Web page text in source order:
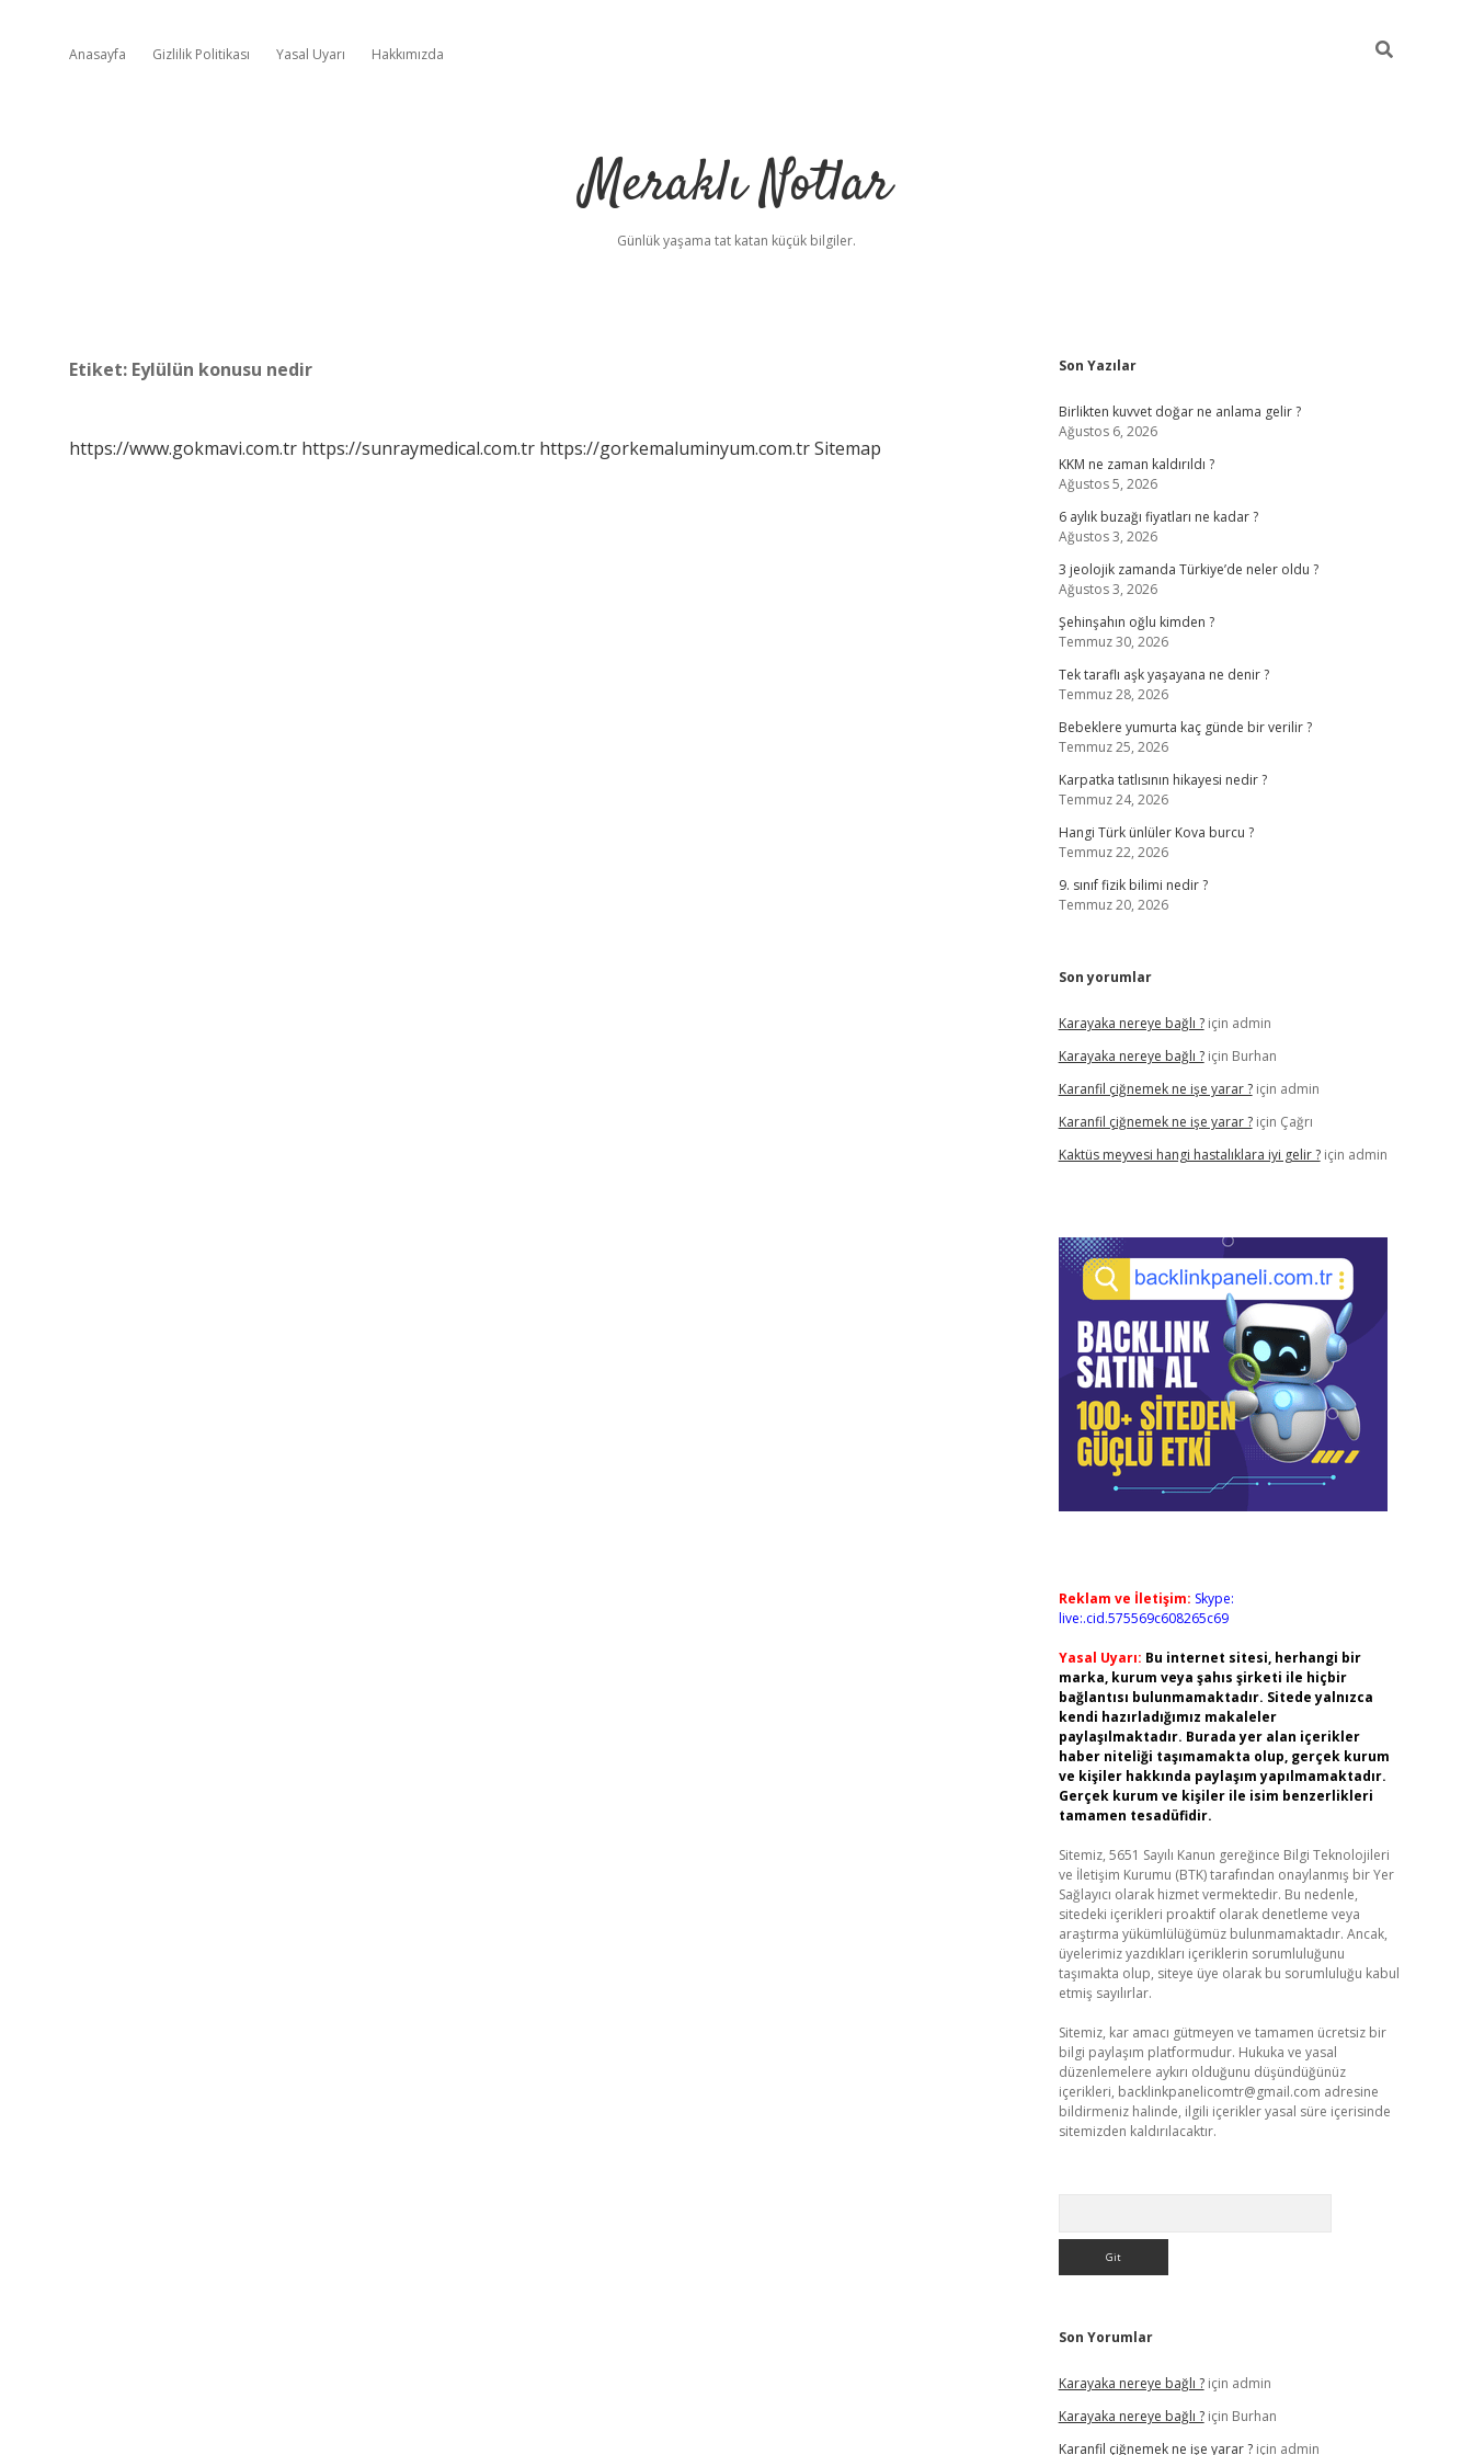
Anasayfa Gizlilik Politikası Yasal Uyarı Hakkımızda
Meraklı Notlar
Günlük yaşama tat katan küçük bilgiler.
Etiket: Eylülün konusu nedir
https://www.gokmavi.com.tr https://sunraymedical.com.tr https://gorkemaluminyum.com.trSitemap
Sidebar
Son Yazılar
Birlikten kuvvet doğar ne anlama gelir ?
Ağustos 6, 2026
KKM ne zaman kaldırıldı ?
Ağustos 5, 2026
6 aylık buzağı fiyatları ne kadar ?
Ağustos 3, 2026
3 jeolojik zamanda Türkiye’de neler oldu ?
Ağustos 3, 2026
Şehinşahın oğlu kimden ?
Temmuz 30, 2026
Tek taraflı aşk yaşayana ne denir ?
Temmuz 28, 2026
Bebeklere yumurta kaç günde bir verilir ?
Temmuz 25, 2026
Karpatka tatlısının hikayesi nedir ?
Temmuz 24, 2026
Hangi Türk ünlüler Kova burcu ?
Temmuz 22, 2026
9. sınıf fizik bilimi nedir ?
Temmuz 20, 2026
Son yorumlar
Karayaka nereye bağlı ?için admin
Karayaka nereye bağlı ?için Burhan
Karanfil çiğnemek ne işe yarar ?için admin
Karanfil çiğnemek ne işe yarar ?için Çağrı
Kaktüs meyvesi hangi hastalıklara iyi gelir ?için admin
Reklam ve İletişim: Skype:
live:.cid.575569c608265c69
Yasal Uyarı: Bu internet sitesi, herhangi bir
marka, kurum veya şahıs şirketi ile hiçbir
bağlantısı bulunmamaktadır. Sitede yalnızca
kendi hazırladığımız makaleler
paylaşılmaktadır. Burada yer alan içerikler
haber niteliği taşımamakta olup, gerçek kurum
ve kişiler hakkında paylaşım yapılmamaktadır.
Gerçek kurum ve kişiler ile isim benzerlikleri
tamamen tesadüfidir.
Sitemiz, 5651 Sayılı Kanun gereğince Bilgi Teknolojileri
ve İletişim Kurumu (BTK) tarafından onaylanmış bir Yer
Sağlayıcı olarak hizmet vermektedir. Bu nedenle,
sitedeki içerikleri proaktif olarak denetleme veya
araştırma yükümlülüğümüz bulunmamaktadır. Ancak,
üyelerimiz yazdıkları içeriklerin sorumluluğunu
taşımakta olup, siteye üye olarak bu sorumluluğu kabul
etmiş sayılırlar.
Sitemiz, kar amacı gütmeyen ve tamamen ücretsiz bir
bilgi paylaşım platformudur. Hukuka ve yasal
düzenlemelere aykırı olduğunu düşündüğünüz
içerikleri, backlinkpanelicomtr@gmail.com adresine
bildirmeniz halinde, ilgili içerikler yasal süre içerisinde
sitemizden kaldırılacaktır.
Son Yorumlar
Karayaka nereye bağlı ?için admin
Karayaka nereye bağlı ?için Burhan
Karanfil çiğnemek ne işe yarar ?için admin